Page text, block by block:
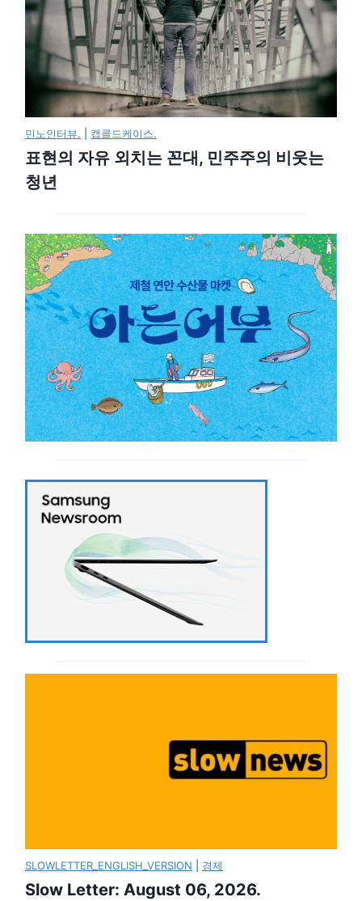
민노인터뷰. 캡콜드케이스.
표현의 자유 외치는 꼰대, 민주주의 비웃는
청년
SLOWLETTER_ENGLISH_VERSION 경제
Slow Letter: August 06, 2026.